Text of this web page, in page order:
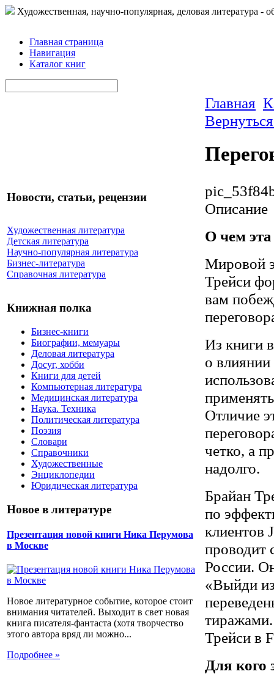
Художественная, научно-популярная, деловая литература -
Главная страница
Навигация
Каталог книг
Новости, статьи, рецензии
Художественная литература
Детская литература
Научно-популярная литература
Бизнес-литература
Справочная литература
Книжная полка
Бизнес-книги
Биографии, мемуары
Деловая литература
Досуг, хобби
Книги для детей
Компьютерная литература
Медицинская литература
Наука. Техника
Политическая литература
Поэзия
Словари
Справочники
Художественные
Энциклопедии
Юридическая литература
Новое в литературе
Презентация новой книги Ника Перумова
в Москве
Новое литературное событие, которое стоит
внимания читателей. Выходит в свет новая
книга писателя-фантаста (хотя творчество
этого автора вряд ли можно...
Подробнее »
Главная
Описание
О чем
Мировой
Трейси
вам
Из книги
о влиянии
Отличие
четко, а
надолго.
Брайан
по
клиентов
проводит
России.
«Выйди
Трейси в
Для кого